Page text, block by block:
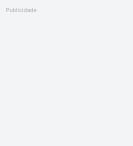
Publicidade